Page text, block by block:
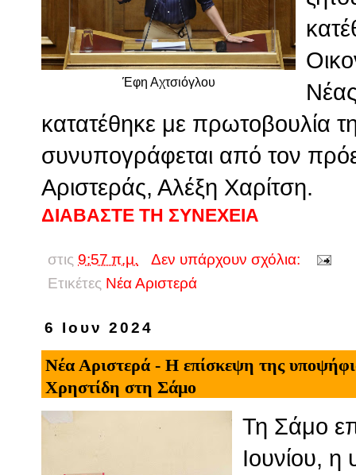
Έφη Αχτσιόγλου
κατατέθηκε με πρωτοβουλία
συνυπογράφεται από τον
Αριστεράς, Αλέξη Χαρίτση.
ΔΙΑΒΑΣΤΕ ΤΗ ΣΥΝΕΧΕΙΑ
στις 9:57 π.μ.
Δεν υπάρχουν σχόλια:
Ετικέτες Νέα Αριστερά
6 Ιουν 2024
Νέα Αριστερά - Η επίσκεψη της
Χρηστίδη στη Σάμο
Τη Σάμο
Ιουνίου,